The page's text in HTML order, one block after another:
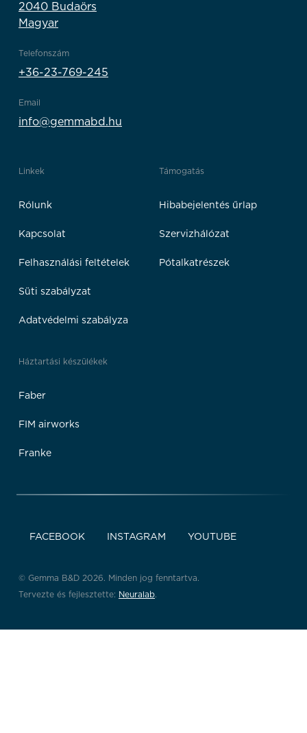
2040 Budaörs
Magyar
Telefonszám
+36-23-769-245
Email
info@gemmabd.hu
Linkek
Rólunk
Kapcsolat
Felhasználási feltételek
Süti szabályzat
Adatvédelmi szabályza
Támogatás
Hibabejelentés űrlap
Szervizhálózat
Pótalkatrészek
Háztartási készülékek
Faber
FIM airworks
Franke
FACEBOOK INSTAGRAM YOUTUBE
© Gemma B&D 2026. Minden jog fenntartva.
Tervezte és fejlesztette: Neuralab.